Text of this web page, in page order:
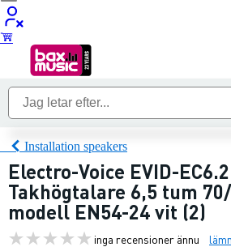
Installation speakers
Electro-Voice EVID-
Takhögtalare 6,5 tum 70/
modell EN54-24 vit (2)
inga recensioner ännu